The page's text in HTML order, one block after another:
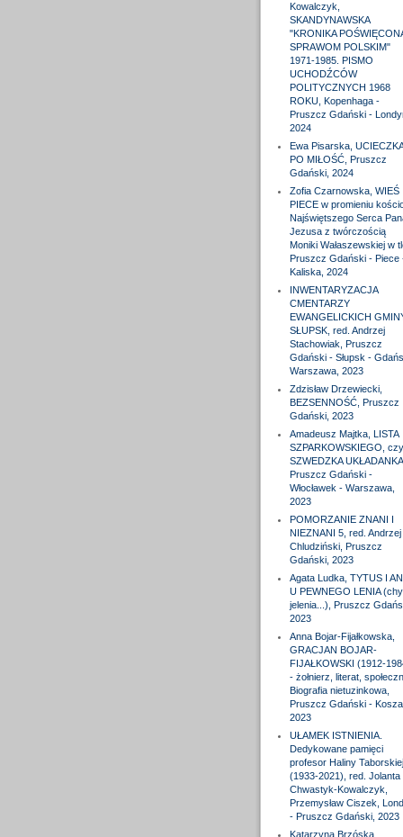
Kowalczyk,
SKANDYNAWSKA
"KRONIKA
SPRAWOM POLSKIM"
1971-1985. PISMO
UCHODŹCÓW
POLITYCZNYCH 1968
ROKU, Kopenhaga -
Pruszcz Gdański -
2024
Ewa Pisarska, UCIECZKA
PO MIŁOŚĆ, Pruszcz
Gdański, 2024
Zofia Czarnowska, WIEŚ
PIECE w promieniu
Najświętszego Serca
Jezusa z twórczością
Moniki Wałaszewskiej w
Pruszcz Gdański - Piece
Kaliska, 2024
INWENTARYZACJA
CMENTARZY
EWANGELICKICH
SŁUPSK, red. Andrzej
Stachowiak, Pruszcz
Gdański - Słupsk -
Warszawa, 2023
Zdzisław Drzewiecki,
BEZSENNOŚĆ, Pruszcz
Gdański, 2023
Amadeusz Majtka, LISTA
SZPARKOWSKIEGO,
SZWEDZKA UKŁADANKA,
Pruszcz Gdański -
Włocławek - Warszawa,
2023
POMORZANIE ZNANI I
NIEZNANI 5, red. Andrzej
Chludziński, Pruszcz
Gdański, 2023
Agata Ludka, TYTUS I
U PEWNEGO LENIA
jelenia...), Pruszcz
2023
Anna Bojar-Fijałkowska,
GRACJAN BOJAR-
FIJAŁKOWSKI (1912-
- żołnierz, literat,
Biografia nietuzinkowa,
Pruszcz Gdański -
2023
UŁAMEK ISTNIENIA.
Dedykowane pamięci
profesor Haliny Taborskiej
(1933-2021), red. Jolanta
Chwastyk-Kowalczyk,
Przemysław Ciszek,
- Pruszcz Gdański, 2023
Katarzyna Brzóska,